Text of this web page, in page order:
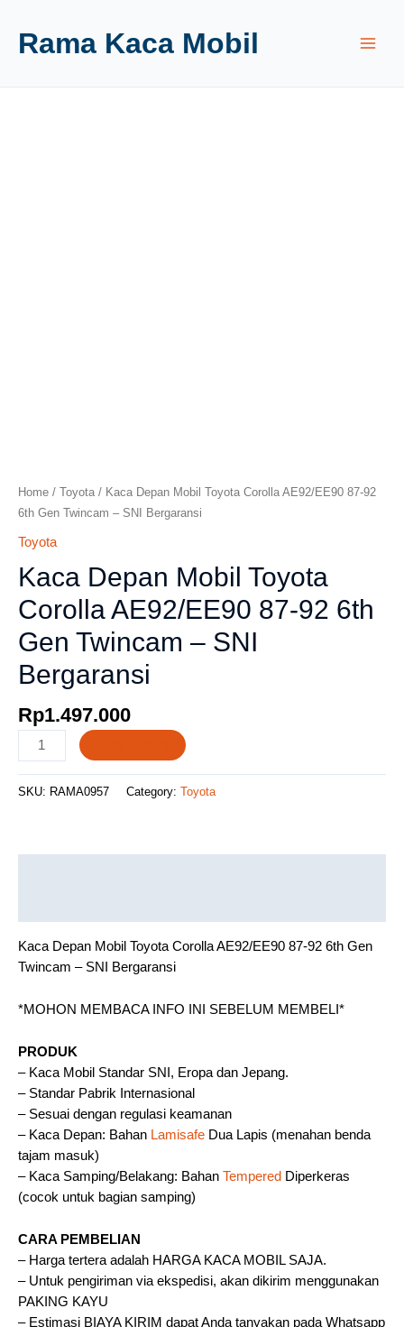
Rama Kaca Mobil
Home / Toyota / Kaca Depan Mobil Toyota Corolla AE92/EE90 87-92
6th Gen Twincam – SNI Bergaransi
Toyota
Kaca Depan Mobil Toyota
Corolla AE92/EE90 87-92 6th
Gen Twincam – SNI
Bergaransi
Rp1.497.000
SKU: RAMA0957 Category: Toyota
Kaca Depan Mobil Toyota Corolla AE92/EE90 87-92 6th Gen
Twincam – SNI Bergaransi
*MOHON MEMBACA INFO INI SEBELUM MEMBELI*
PRODUK
– Kaca Mobil Standar SNI, Eropa dan Jepang.
– Standar Pabrik Internasional
– Sesuai dengan regulasi keamanan
– Kaca Depan: Bahan Lamisafe Dua Lapis (menahan benda
tajam masuk)
– Kaca Samping/Belakang: Bahan Tempered Diperkeras
(cocok untuk bagian samping)
CARA PEMBELIAN
– Harga tertera adalah HARGA KACA MOBIL SAJA.
– Untuk pengiriman via ekspedisi, akan dikirim menggunakan
PAKING KAYU
– Estimasi BIAYA KIRIM dapat Anda tanyakan pada Whatsapp